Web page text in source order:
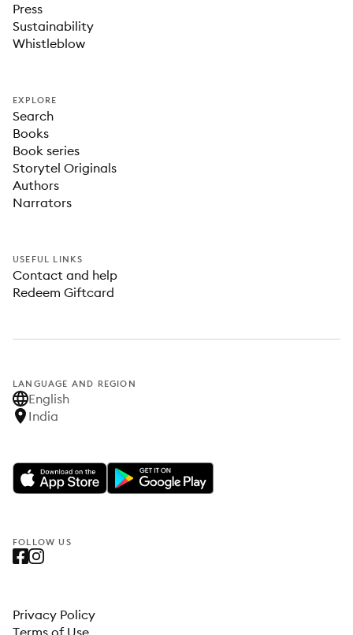
Press
Sustainability
Whistleblow
EXPLORE
Search
Books
Book series
Storytel Originals
Authors
Narrators
USEFUL LINKS
Contact and help
Redeem Giftcard
LANGUAGE AND REGION
English
India
FOLLOW US
Privacy Policy
Terms of Use